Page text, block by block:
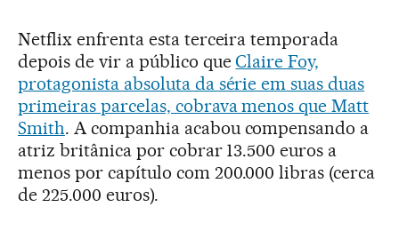
Netflix enfrenta esta terceira temporada
depois de vir a público queClaire Foy,
protagonista absoluta da série em suas duas
primeiras parcelas, cobrava menos que Matt
Smith. A companhia acabou compensando a
atriz britânica por cobrar 13.500 euros a
menos por capítulo com 200.000 libras (cerca
de 225.000 euros).